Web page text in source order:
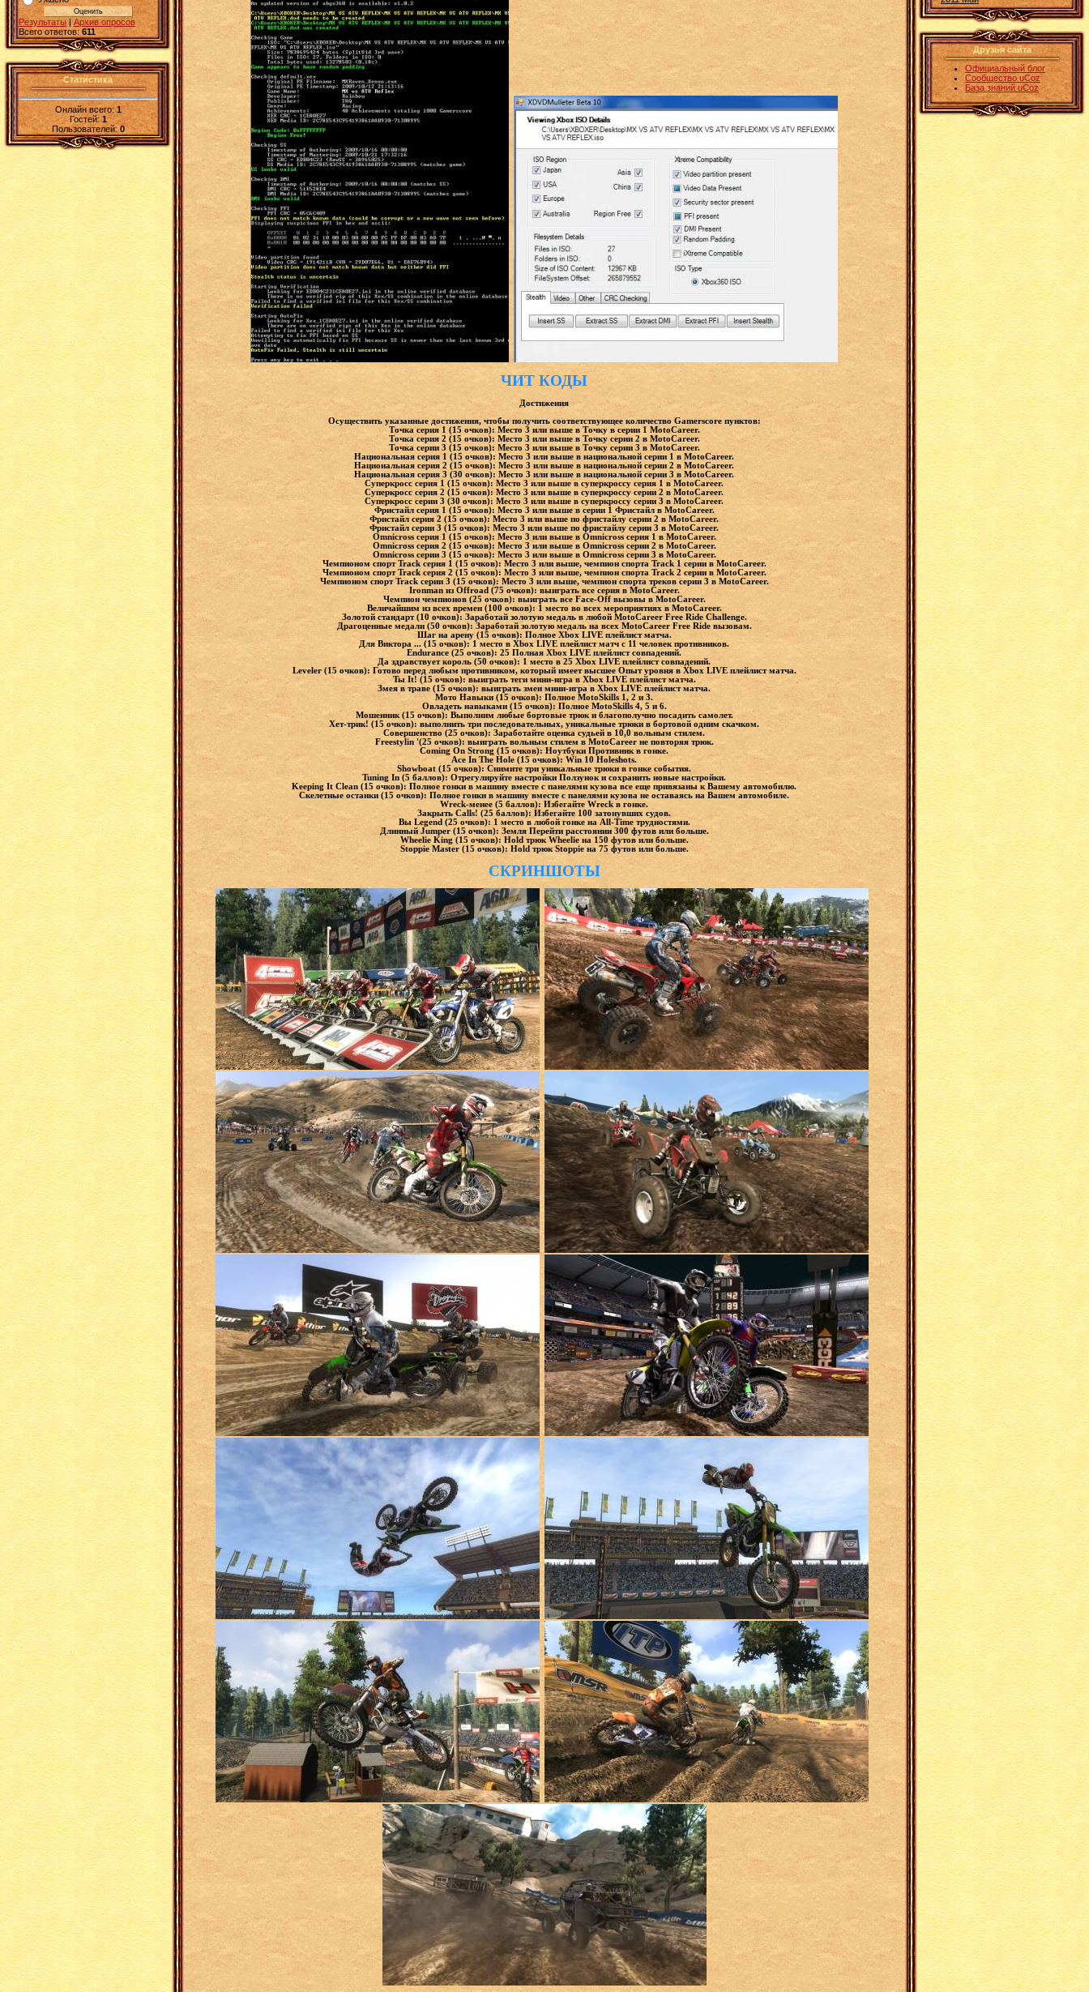
Результаты | Архив опросов
Всего ответов: 611
Статистика
Онлайн всего:1
Гостей:1
Пользователей: 0
ЧИТ КОДЫ
Достижения
Осуществить указанные достижения, чтобы получить соответствующее количество Gamerscore пунктов:
Точка серия 1 (15 очков): Место 3 или выше в Точку в серии 1 MotoCareer.
Точка серия 2 (15 очков): Место 3 или выше в Точку серии 2 в MotoCareer.
Точка серии 3 (15 очков): Место 3 или выше в Точку серии 3 в MotoCareer.
Национальная серия 1 (15 очков): Место 3 или выше в национальной серии 1 в MotoCareer.
Национальная серия 2 (15 очков): Место 3 или выше в национальной серии 2 в MotoCareer.
Национальная серия 3 (30 очков): Место 3 или выше в национальной серии 3 в MotoCareer.
Суперкросс серия 1 (15 очков): Место 3 или выше в суперкроссу серия 1 в MotoCareer.
Суперкросс серия 2 (15 очков): Место 3 или выше в суперкроссу серии 2 в MotoCareer.
Суперкросс серии 3 (30 очков): Место 3 или выше в суперкроссу серии 3 в MotoCareer.
Фристайл серия 1 (15 очков): Место 3 или выше в серии 1 Фристайл в MotoCareer.
Фристайл серия 2 (15 очков): Место 3 или выше по фристайлу серии 2 в MotoCareer.
Фристайл серии 3 (15 очков): Место 3 или выше по фристайлу серии 3 в MotoCareer.
Omnicross серия 1 (15 очков): Место 3 или выше в Omnicross серия 1 в MotoCareer.
Omnicross серия 2 (15 очков): Место 3 или выше в Omnicross серии 2 в MotoCareer.
Omnicross серии 3 (15 очков): Место 3 или выше в Omnicross серии 3 в MotoCareer.
Чемпионом спорт Track серия 1 (15 очков): Место 3 или выше, чемпион спорта Track 1 серии в MotoCareer.
Чемпионом спорт Track серия 2 (15 очков): Место 3 или выше, чемпион спорта Track 2 серии в MotoCareer.
Чемпионом спорт Track серии 3 (15 очков): Место 3 или выше, чемпион спорта треков серии 3 в MotoCareer.
Ironman из Offroad (75 очков): выиграть все серия в MotoCareer.
Чемпион чемпионов (25 очков): выиграть все Face-Off вызовы в MotoCareer.
Величайшим из всех времен (100 очков): 1 место во всех мероприятиях в MotoCareer.
Золотой стандарт (10 очков): Заработай золотую медаль в любой MotoCareer Free Ride Challenge.
Драгоценные медали (50 очков): Заработай золотую медаль на всех MotoCareer Free Ride вызовам.
Шаг на арену (15 очков): Полное Xbox LIVE плейлист матча.
Для Виктора ... (15 очков): 1 место в Xbox LIVE плейлист матч с 11 человек противников.
Endurance (25 очков): 25 Полная Xbox LIVE плейлист совпадений.
Да здравствует король (50 очков): 1 место в 25 Xbox LIVE плейлист совпадений.
Leveler (15 очков): Готово перед любым противником, который имеет высшее Опыт уровня в Xbox LIVE плейлист матча.
Ты It! (15 очков): выиграть теги мини-игра в Xbox LIVE плейлист матча.
Змея в траве (15 очков): выиграть змеи мини-игра в Xbox LIVE плейлист матча.
Мото Навыки (15 очков): Полное MotoSkills 1, 2 и 3.
Овладеть навыками (15 очков): Полное MotoSkills 4, 5 и 6.
Мошенник (15 очков): Выполним любые бортовые трюк и благополучно посадить самолет.
Хет-трик! (15 очков): выполнить три последовательных, уникальные трюки в бортовой одним скачком.
Совершенство (25 очков): Заработайте оценка судьей в 10,0 вольным стилем.
Freestylin '(25 очков): выиграть вольным стилем в MotoCareer не повторяя трюк.
Coming On Strong (15 очков): Ноутбуки Противник в гонке.
Ace In The Hole (15 очков): Win 10 Holeshots.
Showboat (15 очков): Снимите три уникальные трюки в гонке события.
Tuning In (5 баллов): Отрегулируйте настройки Ползунок и сохранить новые настройки.
Keeping It Clean (15 очков): Полное гонки в машину вместе с панелями кузова все еще привязаны к Вашему автомобилю.
Скелетные останки (15 очков): Полное гонки в машину вместе с панелями кузова не оставаясь на Вашем автомобиле.
Wreck-менее (5 баллов): Избегайте Wreck в гонке.
Закрыть Calls! (25 баллов): Избегайте 100 затонувших судов.
Вы Legend (25 очков): 1 место в любой гонке на All-Time трудностями.
Длинный Jumper (15 очков): Земля Перейти расстоянии 300 футов или больше.
Wheelie King (15 очков): Hold трюк Wheelie на 150 футов или больше.
Stoppie Master (15 очков): Hold трюк Stoppie на 75 футов или больше.
СКРИНШОТЫ
Друзья сайта
Официальный блог
Сообщество uCoz
База знаний uCoz